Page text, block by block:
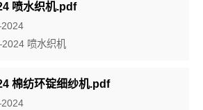
喷水织机.pdf
喷水织机
棉纺环锭细纱机.pdf